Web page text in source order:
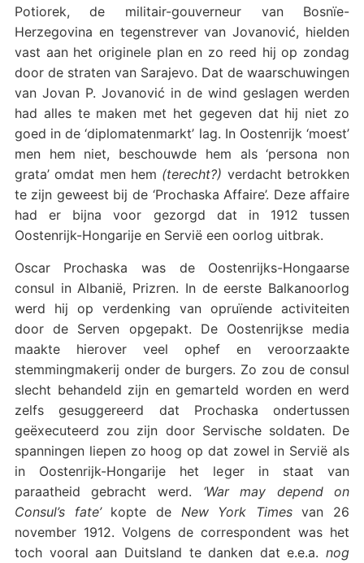
Potiorek, de militair-gouverneur van Bosnïe-
Herzegovina en tegenstrever van Jovanović, hielden
vast aan het originele plan en zo reed hij op zondag
door de straten van Sarajevo. Dat de waarschuwingen
van Jovan P. Jovanović in de wind geslagen werden
had alles te maken met het gegeven dat hij niet zo
goed in de ‘diplomatenmarkt’ lag. In Oostenrijk ‘moest’
men hem niet, beschouwde hem als ‘persona non
grata’ omdat men hem (terecht?) verdacht betrokken
te zijn geweest bij de ‘Prochaska Affaire’. Deze affaire
had er bijna voor gezorgd dat in 1912 tussen
Oostenrijk-Hongarije en Servië een oorlog uitbrak.
Oscar Prochaska was de Oostenrijks-Hongaarse
consul in Albanië, Prizren. In de eerste Balkanoorlog
werd hij op verdenking van opruïende activiteiten
door de Serven opgepakt. De Oostenrijkse media
maakte hierover veel ophef en veroorzaakte
stemmingmakerij onder de burgers. Zo zou de consul
slecht behandeld zijn en gemarteld worden en werd
zelfs gesuggereerd dat Prochaska ondertussen
geëxecuteerd zou zijn door Servische soldaten. De
spanningen liepen zo hoog op dat zowel in Servië als
in Oostenrijk-Hongarije het leger in staat van
paraatheid gebracht werd. ‘War may depend on
Consul’s fate’kopte de New York Timesvan 26
november 1912. Volgens de correspondent was het
toch vooral aan Duitsland te danken dat e.e.a.nog